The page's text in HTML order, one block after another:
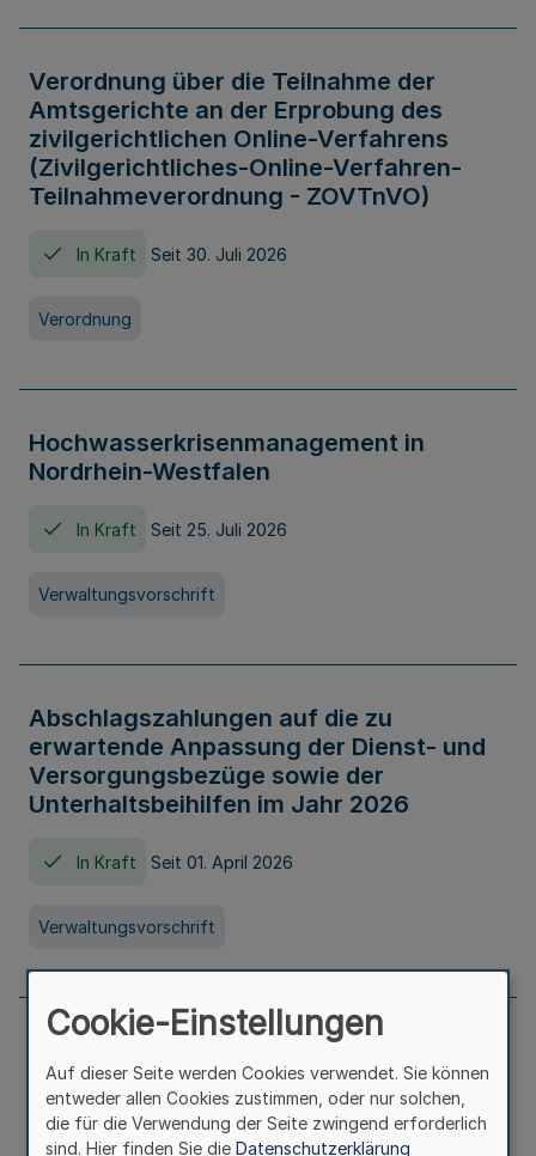
Verordnung über die Teilnahme der
Amtsgerichte an der Erprobung des
zivilgerichtlichen Online-Verfahrens
(Zivilgerichtliches-Online-Verfahren-
Teilnahmeverordnung - ZOVTnVO)
In Kraft Seit 30. Juli 2026
Verordnung
Hochwasserkrisenmanagement in
Nordrhein-Westfalen
In Kraft Seit 25. Juli 2026
Verwaltungsvorschrift
Abschlagszahlungen auf die zu
erwartende Anpassung der Dienst- und
Versorgungsbezüge sowie der
Unterhaltsbeihilfen im Jahr 2026
In Kraft Seit 01. April 2026
Verwaltungsvorschrift
Richtlinie zur Gewährung von
Zuwendungen für Maßnahmen zur
Stärkung der alltagsintegrierten
sprachlichen Bildungsarbeit in
Cookie-Einstellungen
Auf dieser Seite werden Cookies verwendet. Sie können
entweder allen Cookies zustimmen, oder nur solchen,
die für die Verwendung der Seite zwingend erforderlich
sind. Hier finden Sie die Datenschutzerklärung